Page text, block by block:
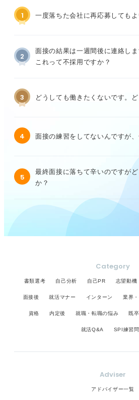
1 一度落ちた会社に再応募してもよ
2
面接の結果は一週間後に連絡しま
これって不採用ですか？
3 どうしても働きたくないです。
4 面接の練習をしてないんですが
5
最終面接に落ちて辛いのですが
か？
Category
書類選考 自己分析 自己PR 志望動機
面接後 就活マナー インターン 業界
資格 内定後 就職・転職の悩み 既卒
就活Q&A SPI練習
Adviser
アドバイザー一覧